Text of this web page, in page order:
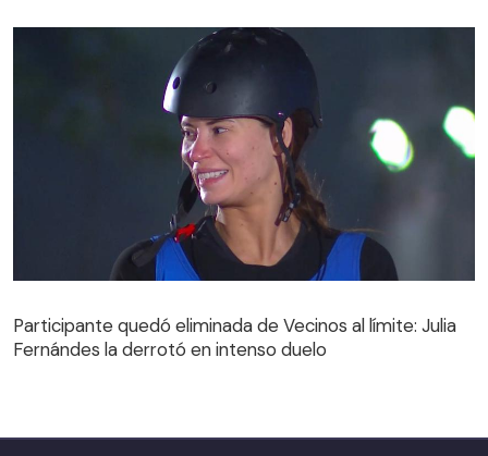
Fernándes la derrotó en intenso duelo
Participante quedó eliminada de Vecinos al límite: Julia
Fernándes la derrotó en intenso duelo